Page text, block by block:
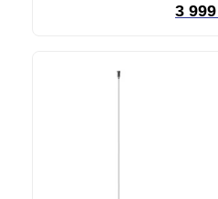
3 999